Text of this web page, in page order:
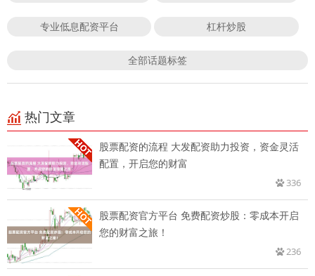
专业低息配资平台 杠杆炒股
全部话题标签
热门文章
股票配资的流程 大发配资助力投资，资金灵活
配置，开启您的财富
336
股票配资官方平台 免费配资炒股：零成本开启
您的财富之旅！
236